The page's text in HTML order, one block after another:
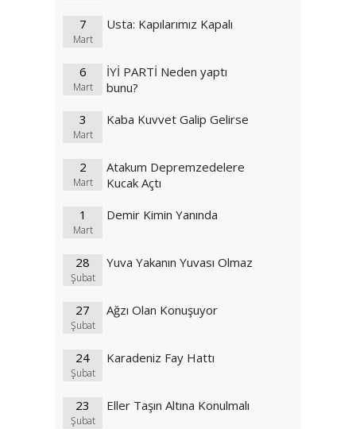
7
Mart
Usta: Kapılarımız Kapalı
6
Mart
İYİ PARTİ Neden yaptı
bunu?
3
Mart
Kaba Kuvvet Galip Gelirse
2
Mart
Atakum Depremzedelere
Kucak Açtı
1
Mart
Demir Kimin Yanında
28
Şubat
Yuva Yakanın Yuvası Olmaz
27
Şubat
Ağzı Olan Konuşuyor
24
Şubat
Karadeniz Fay Hattı
23
Şubat
Eller Taşın Altına Konulmalı